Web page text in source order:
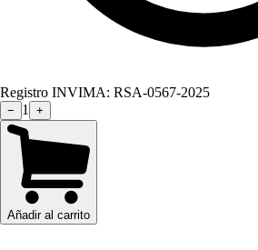
Registro INVIMA: RSA-0567-2025
− 1 +
Añadir al carrito